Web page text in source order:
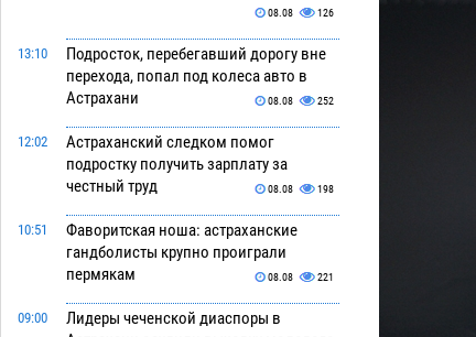
08.08 126
13:10
Подросток, перебегавший дорогу вне
перехода, попал под колеса авто в
Астрахани
08.08 252
12:02
Астраханский следком помог
подростку получить зарплату за
честный труд
08.08 198
10:51
Фаворитская ноша: астраханские
гандболисты крупно проиграли
пермякам
08.08 221
09:00
Лидеры чеченской диаспоры в